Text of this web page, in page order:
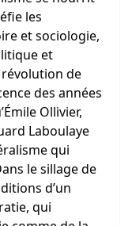
les
et sociologie,
et
de
des années
Ollivier,
Laboulaye
qui
le sillage de
d’un
qui